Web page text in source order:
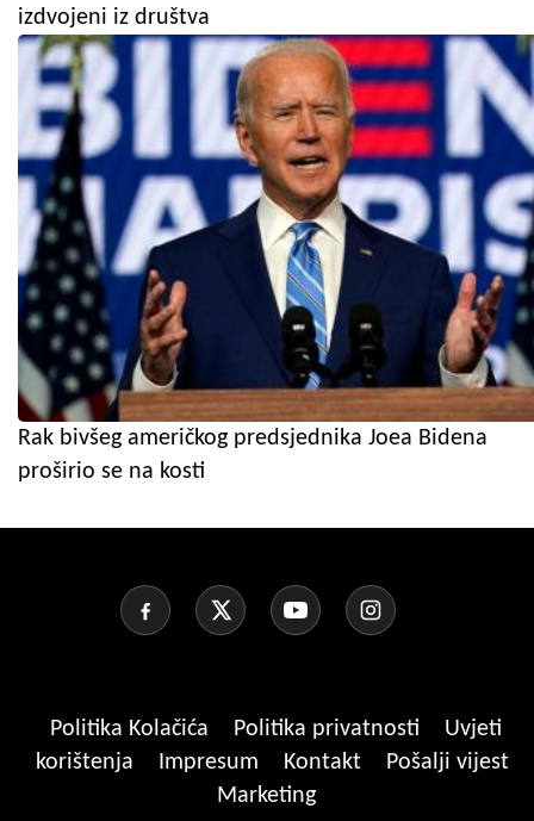
izdvojeni iz društva
Rak bivšeg američkog predsjednika Joea Bidena
proširio se na kosti
Politika Kolačića Politika privatnosti
Uvjeti
korištenja
Impresum Kontakt
Pošalji vijest
Marketing